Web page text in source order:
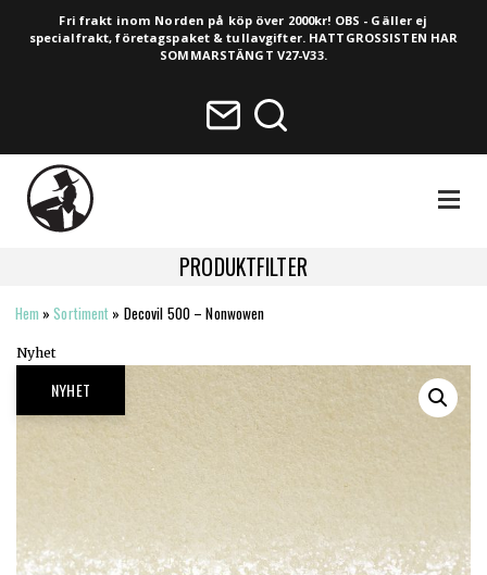
Fri frakt inom Norden på köp över 2000kr! OBS - Gäller ej
specialfrakt, företagspaket & tullavgifter. HATTGROSSISTEN HAR
SOMMARSTÄNGT V27-V33.
PRODUKTFILTER
HELA SORTIMENTET
NYHETER
VINTAGE
LIMITERADE
UTGÅENDE
Hem »Sortiment » Decovil 500 – Nonwowen
Nyhet
NYHET